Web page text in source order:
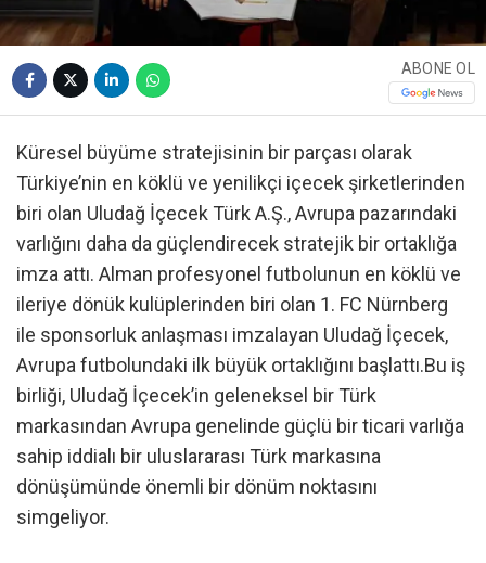
ABONE OL
Küresel büyüme stratejisinin bir parçası olarak
Türkiye’nin en köklü ve yenilikçi içecek şirketlerinden
biri olan Uludağ İçecek Türk A.Ş., Avrupa pazarındaki
varlığını daha da güçlendirecek stratejik bir ortaklığa
imza attı. Alman profesyonel futbolunun en köklü ve
ileriye dönük kulüplerinden biri olan 1. FC Nürnberg
ile sponsorluk anlaşması imzalayan Uludağ İçecek,
Avrupa futbolundaki ilk büyük ortaklığını başlattı.Bu iş
birliği, Uludağ İçecek’in geleneksel bir Türk
markasından Avrupa genelinde güçlü bir ticari varlığa
sahip iddialı bir uluslararası Türk markasına
dönüşümünde önemli bir dönüm noktasını
simgeliyor.